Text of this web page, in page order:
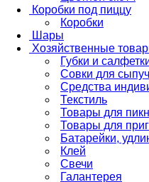
Коробки под пиццу
Коробки
Шары
Хозяйственные
Губки и
Совки для
Средства
Текстиль
Товары для
Товары для
Батарейки,
Клей
Свечи
Галантерея